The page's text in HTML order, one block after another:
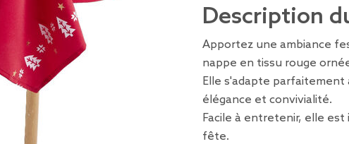
Description
Apportez une ambiance
nappe en tissu rouge
Elle s'adapte
élégance et convivialité.
Facile à entretenir, elle
fête.